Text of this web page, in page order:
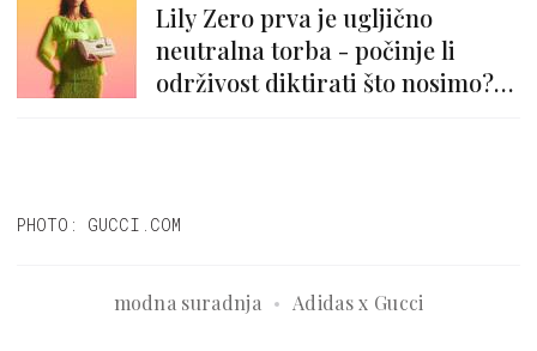
Lily Zero prva je ugljično
neutralna torba - počinje li
održivost diktirati što nosimo?
PHOTO: GUCCI.COM
modna suradnja Adidas x Gucci